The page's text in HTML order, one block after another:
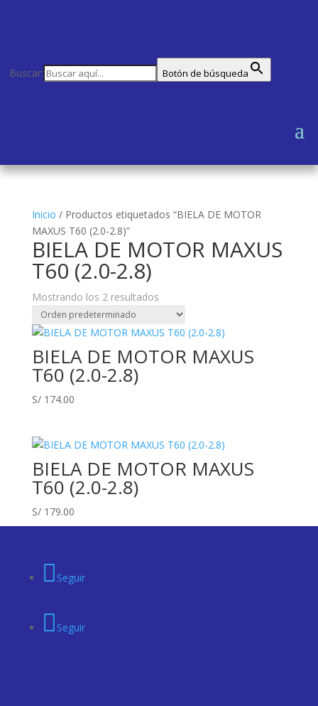
Buscar: Botón de búsqueda
Inicio / Productos etiquetados “BIELA DE MOTOR
MAXUS T60 (2.0-2.8)”
BIELA DE MOTOR MAXUS
T60 (2.0-2.8)
Mostrando los 2 resultados
BIELA DE MOTOR MAXUS
T60 (2.0-2.8)
S/174.00
BIELA DE MOTOR MAXUS
T60 (2.0-2.8)
S/179.00
Seguir
Seguir